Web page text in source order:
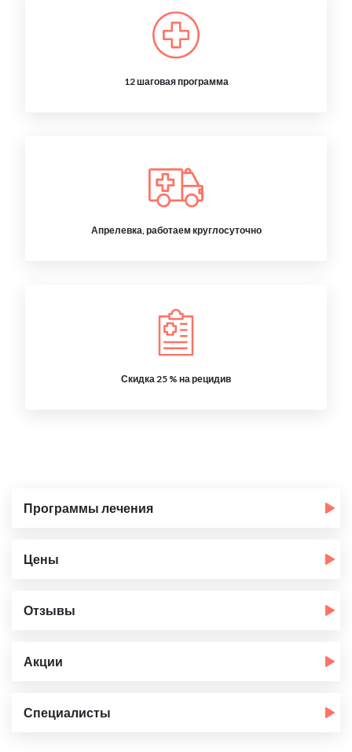
12 шаговая программа
Апрелевка, работаем круглосуточно
Скидка 25 % на рецидив
Программы лечения
Цены
Отзывы
Акции
Специалисты